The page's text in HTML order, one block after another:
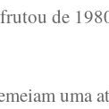
de
uma